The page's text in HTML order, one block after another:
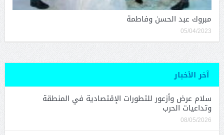
مبروك عبد الحسن وفاطمة
05/04/2023
آخر الأخبار
سلام عرض وأزعور للتطورات الإقتصادية في المنطقة
وتداعيات الحرب
08/05/2026